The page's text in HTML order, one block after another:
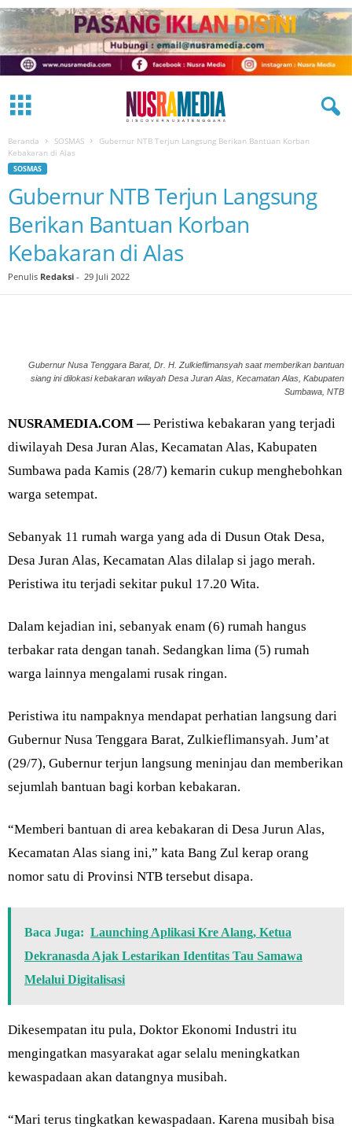
Beranda SOSMAS
Gubernur NTB Terjun Langsung Berikan Bantuan Korban
Kebakaran di Alas
SOSMAS
Gubernur NTB Terjun Langsung
Berikan Bantuan Korban
Kebakaran di Alas
Penulis Redaksi - 29 Juli 2022
Gubernur Nusa Tenggara Barat, Dr. H. Zulkieflimansyah saat memberikan bantuan
siang ini dilokasi kebakaran wilayah Desa Juran Alas, Kecamatan Alas, Kabupaten
Sumbawa, NTB
NUSRAMEDIA.COM —Peristiwa kebakaran yang terjadi
diwilayah Desa Juran Alas, Kecamatan Alas, Kabupaten
Sumbawa pada Kamis (28/7) kemarin cukup menghebohkan
warga setempat.
Sebanyak 11 rumah warga yang ada di Dusun Otak Desa,
Desa Juran Alas, Kecamatan Alas dilalap si jago merah.
Peristiwa itu terjadi sekitar pukul 17.20 Wita.
Dalam kejadian ini, sebanyak enam (6) rumah hangus
terbakar rata dengan tanah. Sedangkan lima (5) rumah
warga lainnya mengalami rusak ringan.
Peristiwa itu nampaknya mendapat perhatian langsung dari
Gubernur Nusa Tenggara Barat, Zulkieflimansyah. Jum’at
(29/7), Gubernur terjun langsung meninjau dan memberikan
sejumlah bantuan bagi korban kebakaran.
“Memberi bantuan di area kebakaran di Desa Jurun Alas,
Kecamatan Alas siang ini,” kata Bang Zul kerap orang
nomor satu di Provinsi NTB tersebut disapa.
Baca Juga: Launching Aplikasi Kre Alang, Ketua
Dekranasda Ajak Lestarikan Identitas Tau Samawa
Melalui Digitalisasi
Dikesempatan itu pula, Doktor Ekonomi Industri itu
mengingatkan masyarakat agar selalu meningkatkan
kewaspadaan akan datangnya musibah.
“Mari terus tingkatkan kewaspadaan. Karena musibah bisa